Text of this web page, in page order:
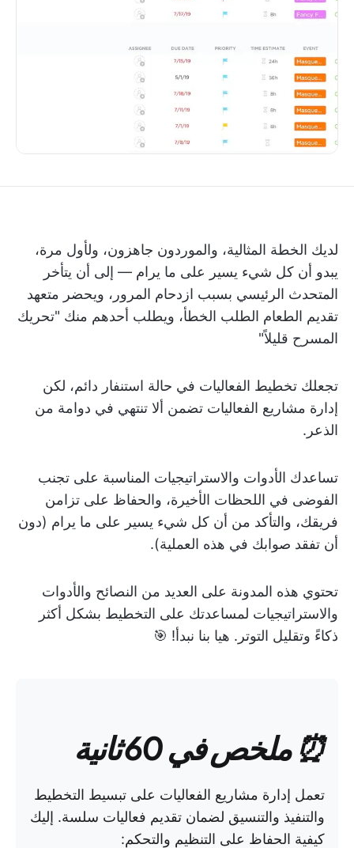
لديك الخطة المثالية، والموردون جاهزون، ولأول مرة،
يبدو أن كل شيء يسير على ما يرام — إلى أن يتأخر
المتحدث الرئيسي بسبب ازدحام المرور، ويحضر متعهد
تقديم الطعام الطلب الخطأ، ويطلب أحدهم منك "تحريك
المسرح قليلاً"
تجعلك تخطيط الفعاليات في حالة استنفار دائم، لكن
إدارة مشاريع الفعاليات تضمن ألا تنتهي في دوامة من
الذعر.
تساعدك الأدوات والاستراتيجيات المناسبة على تجنب
الفوضى في اللحظات الأخيرة، والحفاظ على تزامن
فريقك، والتأكد من أن كل شيء يسير على ما يرام (دون
أن تفقد صوابك في هذه العملية).
تحتوي هذه المدونة على العديد من النصائح والأدوات
والاستراتيجيات لمساعدتك على التخطيط بشكل أكثر
ذكاءً وتقليل التوتر. هيا بنا نبدأ! 🎯
⏰ ملخص في 60 ثانية
تعمل إدارة مشاريع الفعاليات على تبسيط التخطيط
والتنفيذ والتنسيق لضمان تقديم فعاليات سلسة. إليك
كيفية الحفاظ على التنظيم والتحكم: